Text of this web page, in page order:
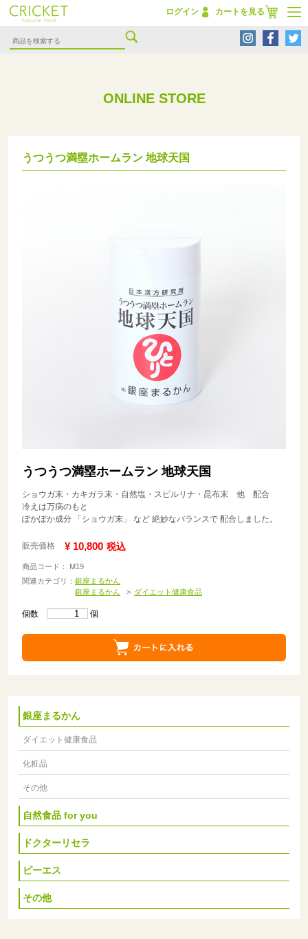
ログイン カートを見る
ONLINE STORE
うつうつ満塁ホームラン 地球天国
うつうつ満塁ホームラン 地球天国
ショウガ末・カキガラ末・自然塩・スピルリナ・昆布末 他 配合
冷えは万病のもと
ぽかぽか成分 「ショウガ末」 など 絶妙なバランスで 配合しました。
販売価格 ¥ 10,800 税込
商品コード： M19
関連カテゴリ： 銀座まるかん
銀座まるかん
ダイエット健康食品
個数 個
銀座まるかん
ダイエット健康食品
化粧品
その他
自然食品 for you
ドクターリセラ
ピーエス
その他